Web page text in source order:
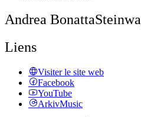
Andrea Bonatta
Liens
Visiter le site web
Facebook
YouTube
ArkivMusic